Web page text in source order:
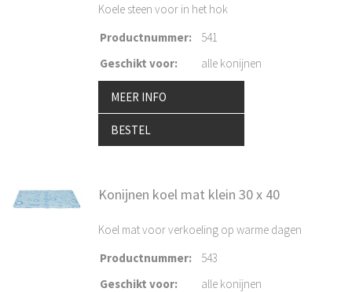
Koele steen voor in het hok
Productnummer:
541
Geschikt voor: alle konijnen
MEER INFO
BESTEL
Konijnen koel mat klein 30 x 40
Koel mat voor verkoeling op warme dagen
Productnummer:
543
Geschikt voor: alle konijnen